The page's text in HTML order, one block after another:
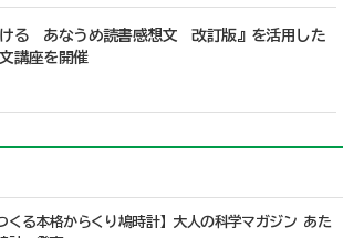
ける あなうめ読書感想文 改訂版』を活用した
講座を開催
くる本格からくり鳩時計】大人の科学マガジン あた